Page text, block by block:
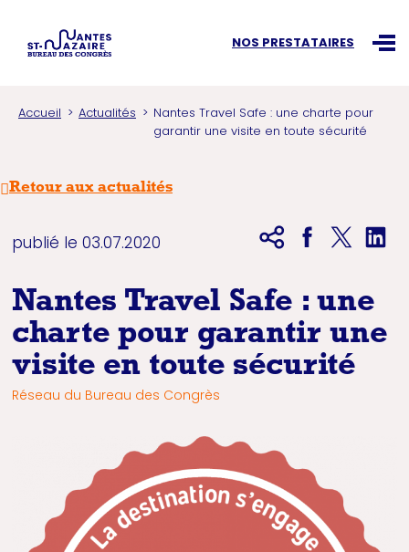
NOS PRESTATAIRES
Accueil Actualités
Nantes Travel Safe : une charte pour
garantir une visite en toute sécurité
Retour aux actualités
publié le 03.07.2020
Nantes Travel Safe : une
charte pour garantir une
visite en toute sécurité
Réseau du Bureau des Congrès